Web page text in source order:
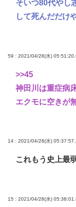
そいつ80代やし
して死んだだけ
59 : 2021/04/28(水)
>>45
神田川は重症病
エクモに空きが
14 : 2021/04/28(水)
これもう史上最
15 : 2021/04/28(水)